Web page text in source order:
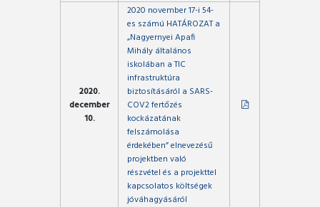
2020.
december
10.
2020 november 17-i 54-
es számú HATÁROZAT a
„Nagyernyei Apafi
Mihály általános
iskolában a TIC
infrastruktúra
biztosításáról a SARS-
COV2 fertőzés
kockázatának
felszámolása
érdekében” elnevezésű
projektben való
részvétel és a projekttel
kapcsolatos költségek
jóváhagyásáról